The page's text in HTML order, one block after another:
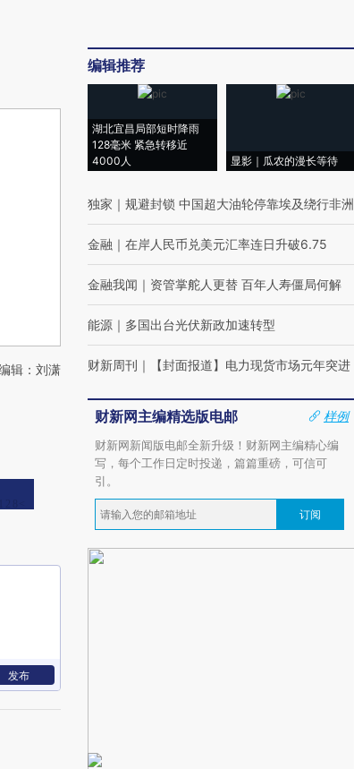
辑：刘潇
发布
编辑推荐
湖北宜昌局部短时降雨
128毫米 紧急转移近
4000人
显影｜瓜农的漫长等待
独家 ｜ 规避封锁 中国超大油轮停靠埃及绕行非洲
金融 ｜ 在岸人民币兑美元汇率连日升破6.75
金融我闻 ｜ 资管掌舵人更替 百年人寿僵局何解
能源 ｜ 多国出台光伏新政加速转型
财新周刊 ｜ 【封面报道】电力现货市场元年突进
财新网主编精选版电邮
样例
财新网新闻版电邮全新升级！财新网主编精心编
写，每个工作日定时投递，篇篇重磅，可信可
引。
订阅